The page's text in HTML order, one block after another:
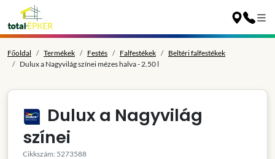
Főoldal Termékek Festés Falfestékek
Beltéri falfestékek
Dulux a Nagyvilág színei mézes halva - 2.50 l
Dulux a Nagyvilág
színei
Cikkszám: 5273588